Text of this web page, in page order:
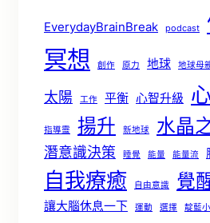
EverydayBrainBreak podcast
冥想 創作 原力 地球 地球母
太陽 工作 平衡 心智升級
指導靈 揚升 新地球 水晶
潛意識決策 睡覺 能量 能量流
自我療癒 自由意識 覺
讓大腦休息一下 運動 選擇 靛藍